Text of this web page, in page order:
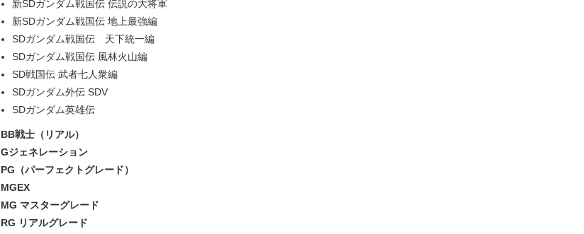
新SDガンダム戦国伝 伝説の大将軍
新SDガンダム戦国伝 地上最強編
SDガンダム戦国伝 天下統一編
SDガンダム戦国伝 風林火山編
SD戦国伝 武者七人衆編
SDガンダム外伝 SDV
SDガンダム英雄伝
BB戦士（リアル）
Gジェネレーション
PG（パーフェクトグレード）
MGEX
MG マスターグレード
RG リアルグレード